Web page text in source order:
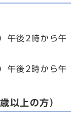
午後2時から午
午後2時から午
以上の方）